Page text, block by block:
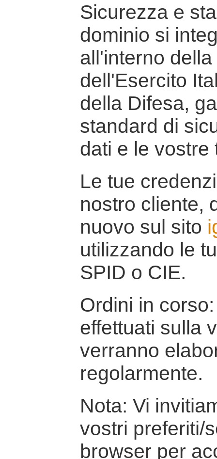
Sicurezza e
dominio si
all'interno
dell'Esercito
della Difesa,
standard di
dati e le vostre
Le tue
nostro cliente,
nuovo sul sito
utilizzando le
SPID o CIE.
Ordini in
effettuati sulla
verranno
regolarmente.
Nota: Vi
vostri preferiti/
browser per